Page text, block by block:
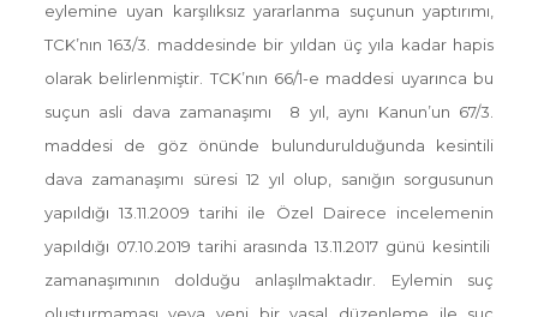
eylemine uyan karşılıksız yararlanma suçunun yaptırımı,
TCK’nın 163/3. maddesinde bir yıldan üç yıla kadar hapis
olarak belirlenmiştir. TCK’nın 66/1-e maddesi uyarınca bu
suçun asli dava zamanaşımı 8 yıl, aynı Kanun’un 67/3.
maddesi de göz önünde bulundurulduğunda kesintili
dava zamanaşımı süresi 12 yıl olup, sanığın sorgusunun
yapıldığı 13.11.2009 tarihi ile Özel Dairece incelemenin
yapıldığı 07.10.2019 tarihi arasında 13.11.2017 günü kesintili
zamanaşımının dolduğu anlaşılmaktadır. Eylemin suç